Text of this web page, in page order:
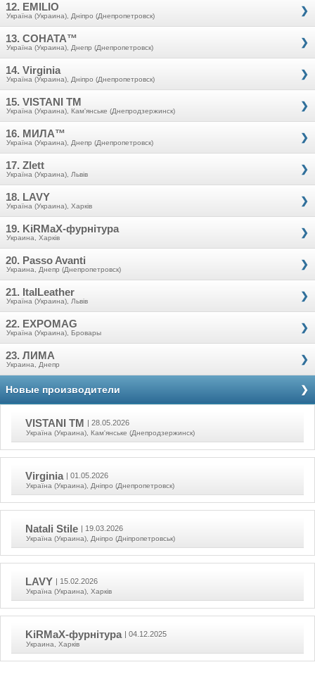
12. EMILIO
Україна (Украина), Дніпро (Днепропетровск)
13. СОНАТА™
Україна (Украина), Днепр (Днепропетровск)
14. Virginia
Україна (Украина), Дніпро (Днепропетровск)
15. VISTANI TM
Україна (Украина), Кам'янське (Днепродзержинск)
16. МИЛА™
Україна (Украина), Днепр (Днепропетровск)
17. Zlett
Україна (Украина), Львів
18. LAVY
Україна (Украина), Харків
19. KiRMaX-фурнітура
Украина, Харків
20. Passo Avanti
Украина, Днепр (Днепропетровск)
21. ItalLeather
Україна (Украина), Львів
22. EXPOMAG
Україна (Украина), Бровары
23. ЛИМА
Украина, Днепр
Новые производители
VISTANI TM | 28.05.2026
Україна (Украина), Кам'янське (Днепродзержинск)
Virginia | 01.05.2026
Україна (Украина), Дніпро (Днепропетровск)
Natali Stile | 19.03.2026
Україна (Украина), Дніпро (Дніпропетровськ)
LAVY | 15.02.2026
Україна (Украина), Харків
KiRMaX-фурнітура | 04.12.2025
Украина, Харків